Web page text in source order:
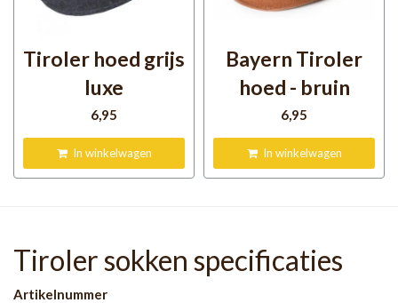
Tiroler hoed grijs
luxe
6,95
In winkelwagen
Bayern Tiroler
hoed - bruin
6,95
In winkelwagen
Tiroler sokken specificaties
Artikelnummer